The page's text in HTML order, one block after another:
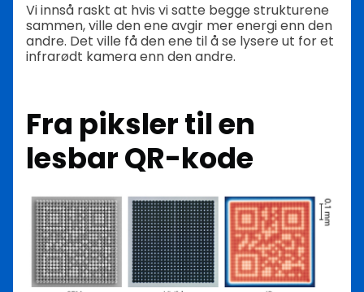
Vi innså raskt at hvis vi satte begge strukturene
sammen, ville den ene avgir mer energi enn den
andre. Det ville få den ene til å se lysere ut for et
infrarødt kamera enn den andre.
Fra piksler til en
lesbar QR-kode